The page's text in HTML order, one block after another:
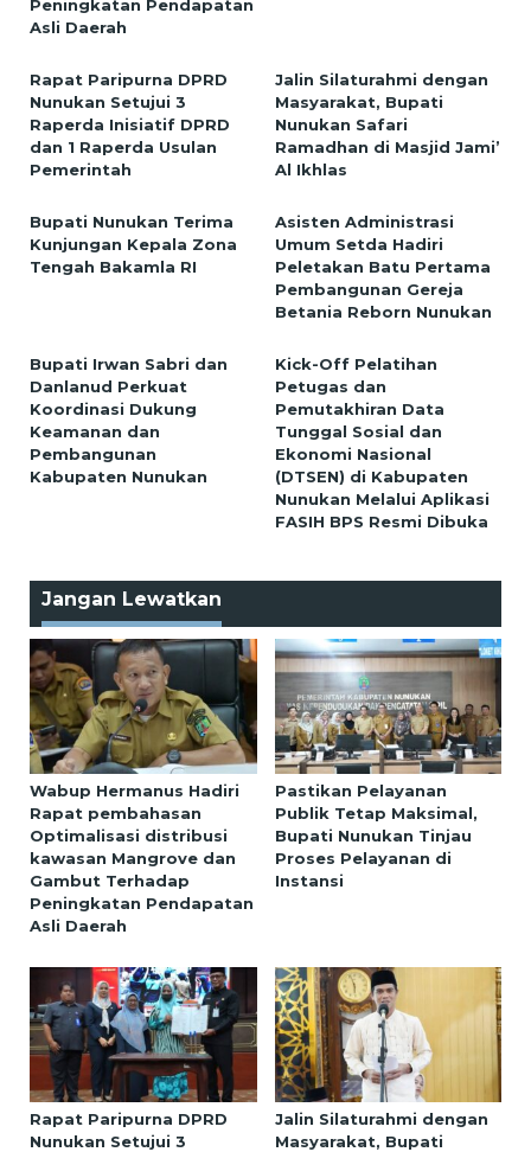
Peningkatan Pendapatan
Asli Daerah
Rapat Paripurna DPRD
Nunukan Setujui 3
Raperda Inisiatif DPRD
dan 1 Raperda Usulan
Pemerintah
Jalin Silaturahmi dengan
Masyarakat, Bupati
Nunukan Safari
Ramadhan di Masjid Jami’
Al Ikhlas
Bupati Nunukan Terima
Kunjungan Kepala Zona
Tengah Bakamla RI
Asisten Administrasi
Umum Setda Hadiri
Peletakan Batu Pertama
Pembangunan Gereja
Betania Reborn Nunukan
Bupati Irwan Sabri dan
Danlanud Perkuat
Koordinasi Dukung
Keamanan dan
Pembangunan
Kabupaten Nunukan
Kick-Off Pelatihan
Petugas dan
Pemutakhiran Data
Tunggal Sosial dan
Ekonomi Nasional
(DTSEN) di Kabupaten
Nunukan Melalui Aplikasi
FASIH BPS Resmi Dibuka
Jangan Lewatkan
Wabup Hermanus Hadiri
Rapat pembahasan
Optimalisasi distribusi
kawasan Mangrove dan
Gambut Terhadap
Peningkatan Pendapatan
Asli Daerah
Pastikan Pelayanan
Publik Tetap Maksimal,
Bupati Nunukan Tinjau
Proses Pelayanan di
Instansi
Rapat Paripurna DPRD
Nunukan Setujui 3
Jalin Silaturahmi dengan
Masyarakat, Bupati